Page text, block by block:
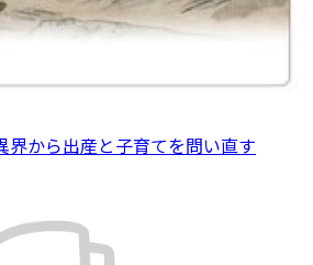
界から出産と子育てを問い直す